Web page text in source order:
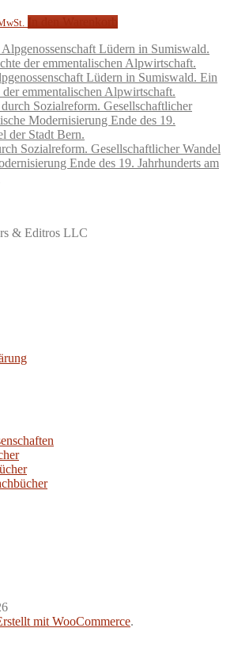
Lüdern in Sumiswald. Ein
emmentalischen Alpwirtschaft.
Sozialreform. Gesellschaftlicher Wandel
Ende des 19. Jahrhunderts am
& Editros LLC
mit WooCommerce.